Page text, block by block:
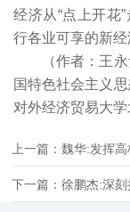
经济从“点上开花
行各业可享的新经
（作者：王永
国特色社会主义
对外经济贸易大学
下一篇：徐鹏杰:深